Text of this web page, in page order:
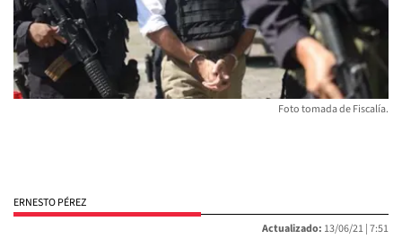
Foto tomada de Fiscalía.
ERNESTO PÉREZ
Actualizado: 13/06/21 |7:51